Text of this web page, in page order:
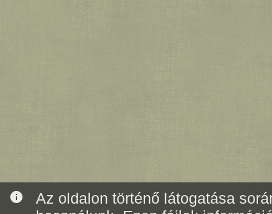
info
Az oldalon történő látogatása